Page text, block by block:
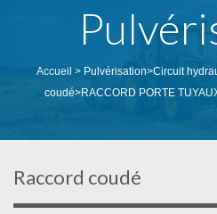
Accueil > Pulvérisation>Circuit
coudé>RACCORD PORTE
Raccord coudé